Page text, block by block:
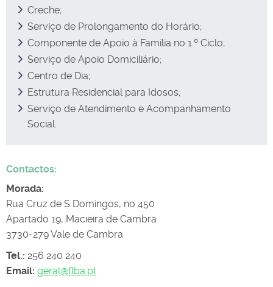
Creche;
Serviço de Prolongamento do Horário;
Componente de Apoio à Família no 1.º Ciclo;
Serviço de Apoio Domiciliário;
Centro de Dia;
Estrutura Residencial para Idosos;
Serviço de Atendimento e Acompanhamento
Social.
Contactos:
Morada:
Rua Cruz de S Domingos, no 450
Apartado 19, Macieira de Cambra
3730-279 Vale de Cambra
Tel.: 256 240 240
Email: geral@flba.pt